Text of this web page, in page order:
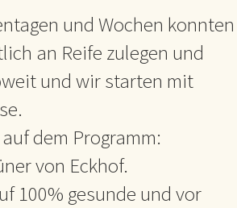
und Wochen konnten
an Reife zulegen und
und wir starten mit
dem Programm:
von Eckhof.
100% gesunde und vor